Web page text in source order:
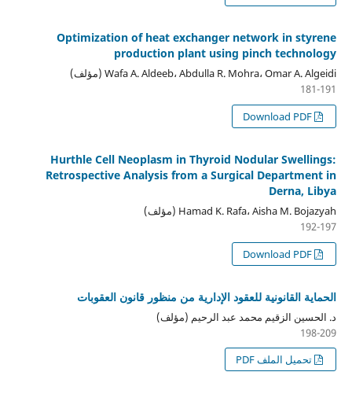
Optimization of heat exchanger network in styrene
production plant using pinch technology
Wafa A. Aldeeb، Abdulla R. Mohra، Omar A. Algeidi (مؤلف)
181-191
Download PDF
Hurthle Cell Neoplasm in Thyroid Nodular Swellings:
Retrospective Analysis from a Surgical Department in
Derna, Libya
Hamad K. Rafa، Aisha M. Bojazyah (مؤلف)
192-197
Download PDF
الحماية القانونية للعقود الإدارية من منظور قانون العقوبات
د. الحسين الزقيم محمد عبد الرحيم (مؤلف)
198-209
تحميل الملف PDF